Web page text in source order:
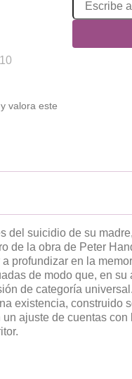
valora este
del suicidio de su
de la obra de Peter
profundizar en la
de modo que, en
de categoría
existencia, construido
ajuste de cuentas